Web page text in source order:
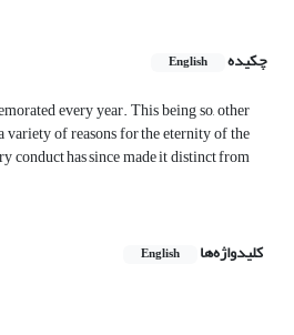
چکیده English
every year. This being so, other
of reasons for the eternity of the
conduct has since made it distinct from
کلیدواژه‌ها English